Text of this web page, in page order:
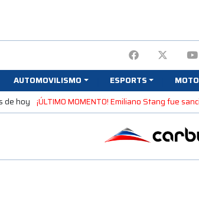
AUTOMOVILISMO ESPORTS
de hoy ¡ÚLTIMO MOMENTO! Emiliano Stang fue